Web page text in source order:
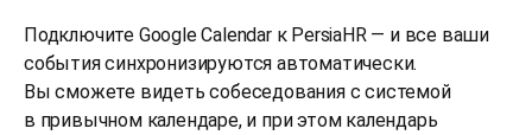
Подключите Google Calendar к PersiaHR — и все ваши
события синхронизируются автоматически.
Вы сможете видеть собеседования с системой
в привычном календаре, и при этом календарь